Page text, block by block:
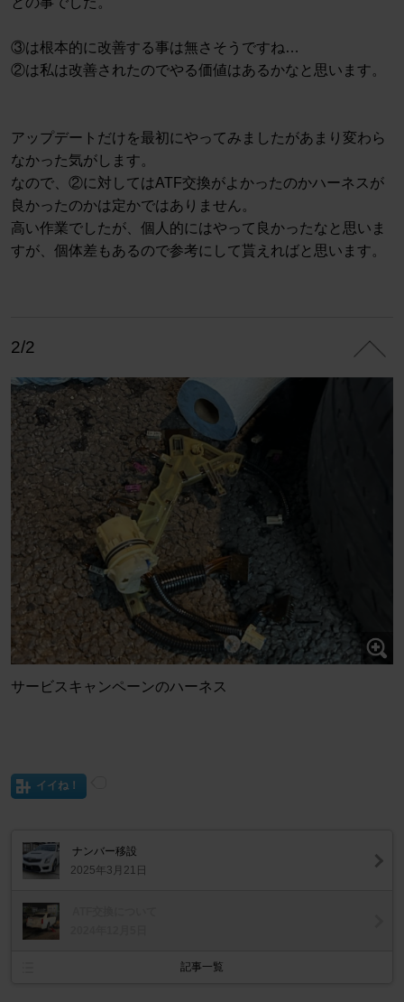
③は根本的に改善する事は無さそうですね…
②は私は改善されたのでやる価値はあるかなと思います。
アップデートだけを最初にやってみましたがあまり変わら
なかった気がします。
なので、②に対してはATF交換がよかったのかハーネスが
良かったのかは定かではありません。
高い作業でしたが、個人的にはやって良かったなと思いま
すが、個体差もあるので参考にして貰えればと思います。
2/2
サービスキャンペーンのハーネス
イイね！
ナンバー移設
2025年3月21日
記事一覧